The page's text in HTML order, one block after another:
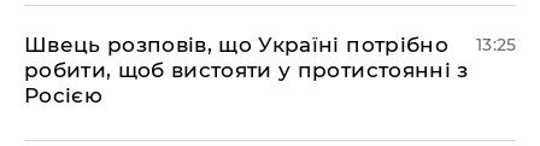
Швець розповів, що Україні потрібно
робити, щоб вистояти у протистоянні з
Росією
13:25